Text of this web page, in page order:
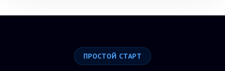
тиража, макет, сроки, доставка и КП.
ПРОСТОЙ СТАРТ